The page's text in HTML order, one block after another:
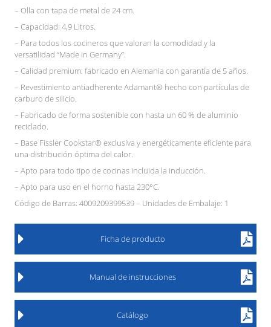
– Olla con tapa de metal de 24 cm.
– Capacidad: 4,9 Litros.
– Para todos los cocineros que valoran la comodidad y la
versatilidad “Made in Germany”.
– Calidad premium: fabricado en Alemania con garantía de 5 años.
– Revestimiento antiadherente Adamant® hecho con partículas de
carburo de silicio.
– Fabricado de forma sostenible con hasta un 60 % de aluminio
reciclado.
– Base Fissler Cookstar® exclusiva y energéticamente eficiente para
una distribución óptima del calor.
– Apto para todo tipo de cocinas incluida la inducción.
– Apto para uso en el horno hasta 230°C.
Código de Barras: 4009209399539 – Unidades de Embalaje: 1
Ficha de producto
Manual de instrucciones
Catálogo